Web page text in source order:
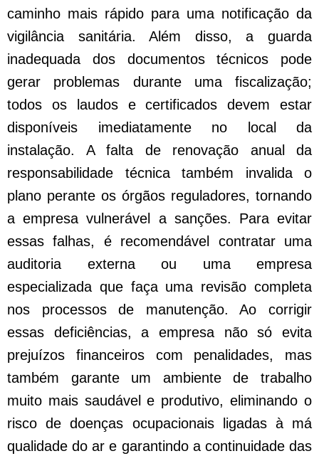
caminho mais rápido para uma notificação da
vigilância sanitária. Além disso, a guarda
inadequada dos documentos técnicos pode
gerar problemas durante uma fiscalização;
todos os laudos e certificados devem estar
disponíveis imediatamente no local da
instalação. A falta de renovação anual da
responsabilidade técnica também invalida o
plano perante os órgãos reguladores, tornando
a empresa vulnerável a sanções. Para evitar
essas falhas, é recomendável contratar uma
auditoria externa ou uma empresa
especializada que faça uma revisão completa
nos processos de manutenção. Ao corrigir
essas deficiências, a empresa não só evita
prejuízos financeiros com penalidades, mas
também garante um ambiente de trabalho
muito mais saudável e produtivo, eliminando o
risco de doenças ocupacionais ligadas à má
qualidade do ar e garantindo a continuidade das